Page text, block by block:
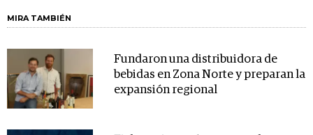
MIRA TAMBIÉN
Fundaron una distribuidora de
bebidas en Zona Norte y preparan la
expansión regional